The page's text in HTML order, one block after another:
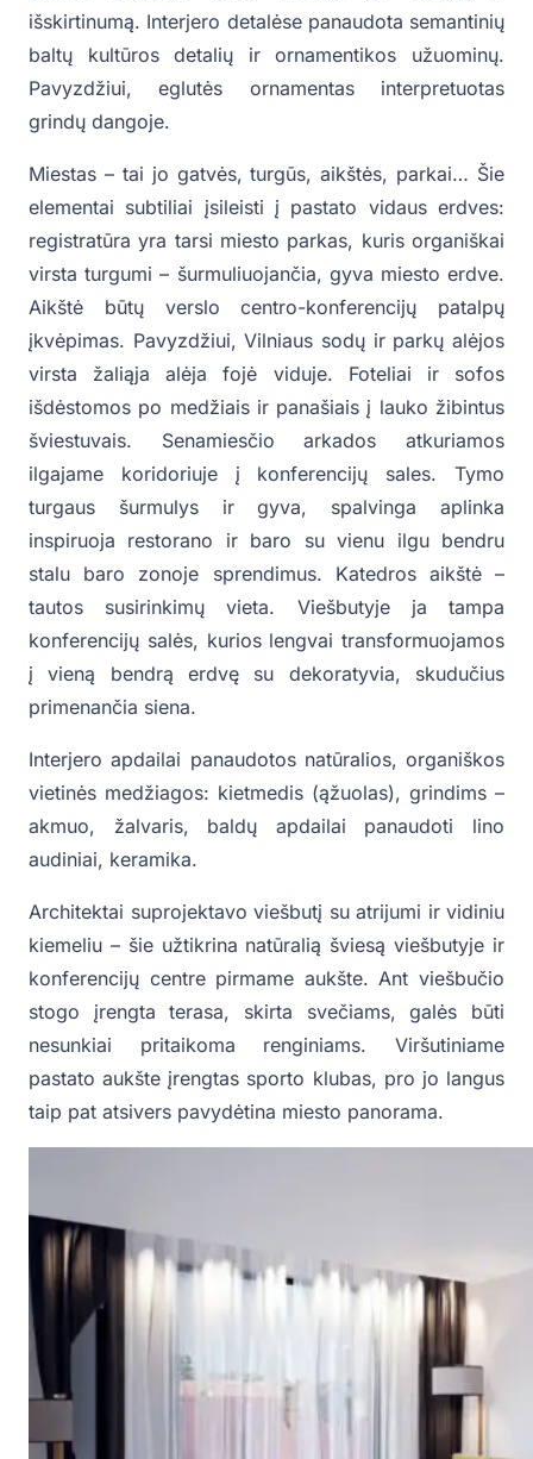
išskirtinumą. Interjero detalėse panaudota semantinių
baltų kultūros detalių ir ornamentikos užuominų.
Pavyzdžiui, eglutės ornamentas interpretuotas
grindų dangoje.
Miestas – tai jo gatvės, turgūs, aikštės, parkai… Šie
elementai subtiliai įsileisti į pastato vidaus erdves:
registratūra yra tarsi miesto parkas, kuris organiškai
virsta turgumi – šurmuliuojančia, gyva miesto erdve.
Aikštė būtų verslo centro-konferencijų patalpų
įkvėpimas. Pavyzdžiui, Vilniaus sodų ir parkų alėjos
virsta žaliąja alėja fojė viduje. Foteliai ir sofos
išdėstomos po medžiais ir panašiais į lauko žibintus
šviestuvais. Senamiesčio arkados atkuriamos
ilgajame koridoriuje į konferencijų sales. Tymo
turgaus šurmulys ir gyva, spalvinga aplinka
inspiruoja restorano ir baro su vienu ilgu bendru
stalu baro zonoje sprendimus. Katedros aikštė –
tautos susirinkimų vieta. Viešbutyje ja tampa
konferencijų salės, kurios lengvai transformuojamos
į vieną bendrą erdvę su dekoratyvia, skudučius
primenančia siena.
Interjero apdailai panaudotos natūralios, organiškos
vietinės medžiagos: kietmedis (ąžuolas), grindims –
akmuo, žalvaris, baldų apdailai panaudoti lino
audiniai, keramika.
Architektai suprojektavo viešbutį su atrijumi ir vidiniu
kiemeliu – šie užtikrina natūralią šviesą viešbutyje ir
konferencijų centre pirmame aukšte. Ant viešbučio
stogo įrengta terasa, skirta svečiams, galės būti
nesunkiai pritaikoma renginiams. Viršutiniame
pastato aukšte įrengtas sporto klubas, pro jo langus
taip pat atsivers pavydėtina miesto panorama.